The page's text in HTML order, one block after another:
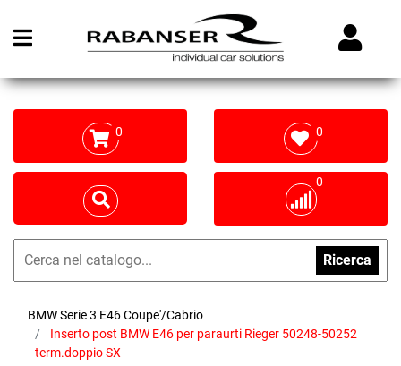
Open menu
0 0
0
Ricerca
BMW Serie 3 E46 Coupe'/Cabrio
Inserto post BMW E46 per paraurti Rieger 50248-50252
term.doppio SX